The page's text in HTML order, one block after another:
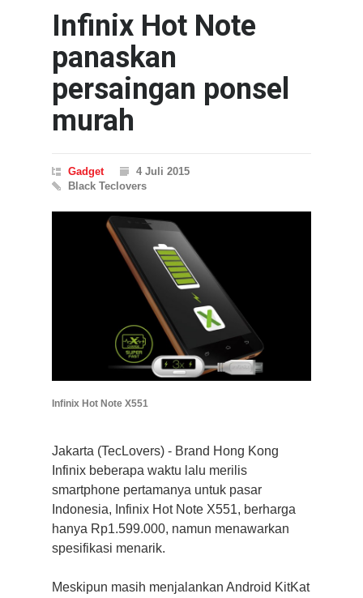
Infinix Hot Note
panaskan
persaingan ponsel
murah
Gadget
4 Juli 2015
Black Teclovers
Infinix Hot Note X551
Jakarta (TecLovers) - Brand Hong Kong
Infinix beberapa waktu lalu merilis
smartphone pertamanya untuk pasar
Indonesia, Infinix Hot Note X551, berharga
hanya Rp1.599.000, namun menawarkan
spesifikasi menarik.
Meskipun masih menjalankan Android KitKat